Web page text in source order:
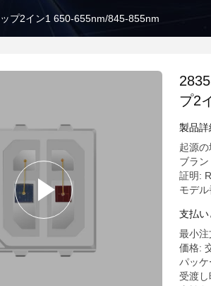
プ2イン1 650-655nm/845-855nm
プ2
製品詳
起源
ブラ
証明:
モデ
支払
最小
価格:
パッ
受渡し